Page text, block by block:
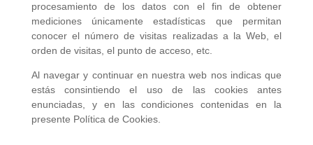
procesamiento de los datos con el fin de obtener
mediciones únicamente estadísticas que permitan
conocer el número de visitas realizadas a la Web, el
orden de visitas, el punto de acceso, etc.
Al navegar y continuar en nuestra web nos indicas que
estás consintiendo el uso de las cookies antes
enunciadas, y en las condiciones contenidas en la
presente Política de Cookies.